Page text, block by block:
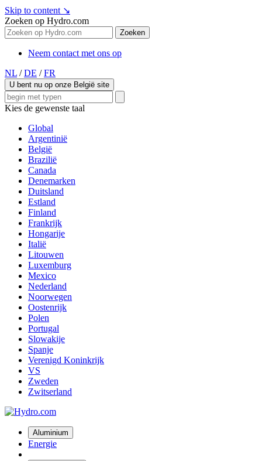
Skip to content ↘
Zoeken op Hydro.com
Zoeken
Neem contact met ons op
NL / DE / FR
U bent nu op onze België site
Kies de gewenste taal
Global
Argentinië
België
Brazilië
Canada
Denemarken
Duitsland
Estland
Finland
Frankrijk
Hongarije
Italië
Litouwen
Luxemburg
Mexico
Nederland
Noorwegen
Oostenrijk
Polen
Portugal
Slowakije
Spanje
Verenigd Koninkrijk
VS
Zweden
Zwitserland
Aluminium
Energie